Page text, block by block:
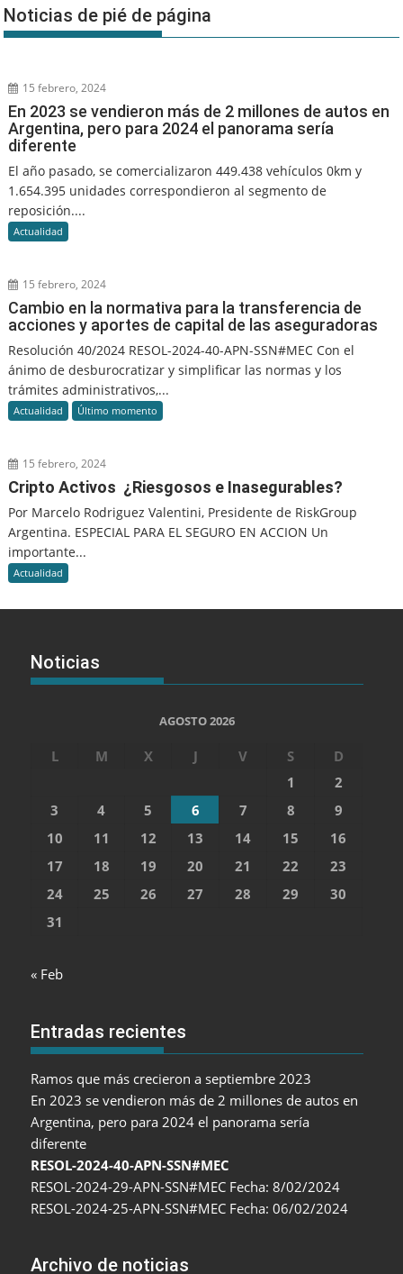
Noticias de pié de página
15 febrero, 2024
En 2023 se vendieron más de 2 millones de autos en
Argentina, pero para 2024 el panorama sería
diferente
El año pasado, se comercializaron 449.438 vehículos 0km y
1.654.395 unidades correspondieron al segmento de
reposición....
Actualidad
15 febrero, 2024
Cambio en la normativa para la transferencia de
acciones y aportes de capital de las aseguradoras
Resolución 40/2024 RESOL-2024-40-APN-SSN#MEC Con el
ánimo de desburocratizar y simplificar las normas y los
trámites administrativos,...
Actualidad Último momento
15 febrero, 2024
Cripto Activos ¿Riesgosos e Inasegurables?
Por Marcelo Rodriguez Valentini, Presidente de RiskGroup
Argentina. ESPECIAL PARA EL SEGURO EN ACCION Un
importante...
Actualidad
Noticias
AGOSTO 2026
L M X J V S
D
1
2
3
4 5 6 7 8
9
10
11 12 13 14 15
16
17
18 19 20 21 22
23
24
25 26 27 28 29
30
31
« Feb
Entradas recientes
Ramos que más crecieron a septiembre 2023
En 2023 se vendieron más de 2 millones de autos en
Argentina, pero para 2024 el panorama sería
diferente
RESOL-2024-40-APN-SSN#MEC
RESOL-2024-29-APN-SSN#MEC Fecha: 8/02/2024
RESOL-2024-25-APN-SSN#MEC Fecha: 06/02/2024
Archivo de noticias